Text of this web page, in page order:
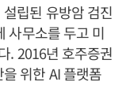
립된 유방암 검진
사무소를 두고 미
. 2016년 호주증권
위한 AI 플랫폼